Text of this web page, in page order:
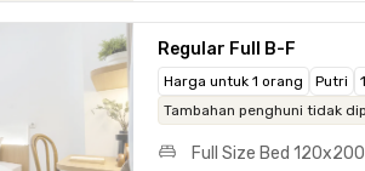
Regular Full B-F
Harga untuk 1 orang Putri
Tambahan penghuni tidak
Full Size Bed